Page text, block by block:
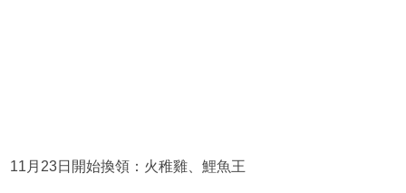
11月23日開始換領：火稚雞、鯉魚王